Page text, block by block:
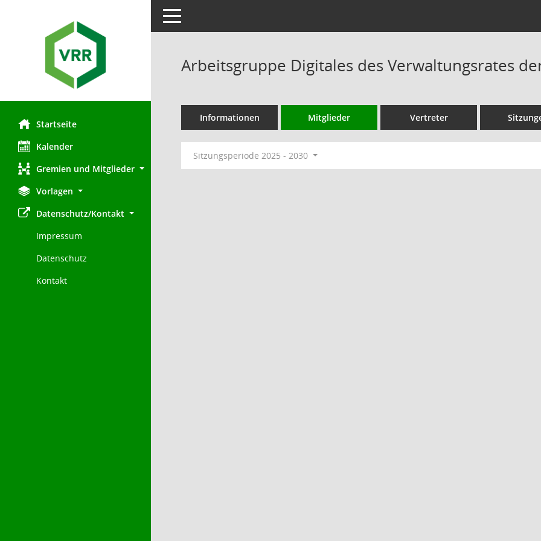
Startseite
Kalender
Gremien und Mitglieder
Vorlagen
Datenschutz/Kontakt
Impressum
Datenschutz
Kontakt
Toggle navigation
Arbeitsgruppe Digitales des Verwaltungsrates
Informationen Mitglieder Vertreter
Sitzungsperiode 2025 - 2030